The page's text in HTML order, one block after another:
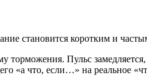
становится коротким и
торможения. Пульс
«а что, если…» на реальное